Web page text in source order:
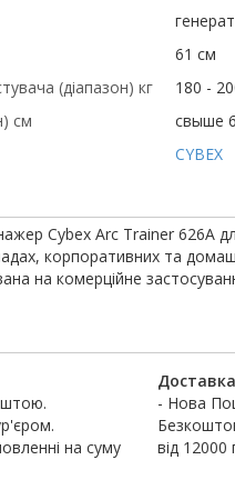
61 см
(діапазон) кг
180 -
см
свыше
CYBEX
Cybex Arc Trainer 626A
корпоративних та
на комерційне
на суму
- Нова
від 12000